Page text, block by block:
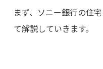
まず、ソニー銀行の住
て解説していきます。